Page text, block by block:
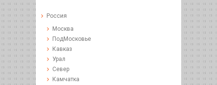
Россия
Москва
ПодМосковье
Кавказ
Урал
Север
Камчатка